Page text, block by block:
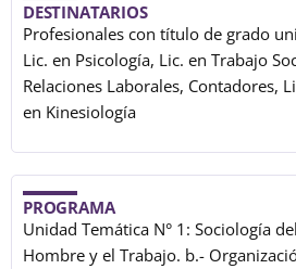
DESTINATARIOS
Profesionales con título de grado
Lic. en Psicología, Lic. en Trabajo
Relaciones Laborales, Contadores,
en Kinesiología
PROGRAMA
Unidad Temática N° 1: Sociología
Hombre y el Trabajo. b.-